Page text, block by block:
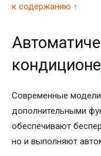
к содержанию ↑
Современные
дополнительными
обеспечивают
но и выполняют